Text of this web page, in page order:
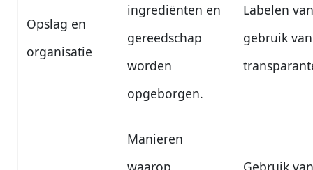
Opslag en
organisatie
ingrediënten en
gereedschap
worden
opgeborgen.
Labelen
gebruik van
Manieren
waarop
Gebruik van